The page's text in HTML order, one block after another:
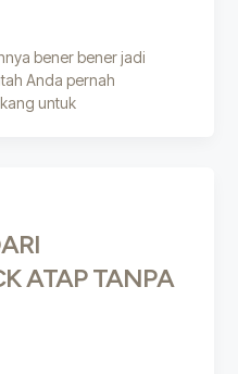
bener bener jadi
Anda pernah
untuk
ATAP TANPA